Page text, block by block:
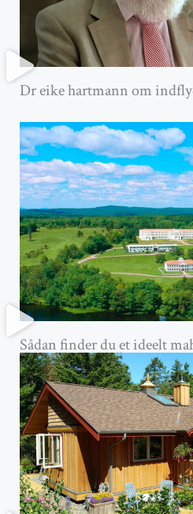
Dr eike hartmann om
Sådan finder du et ideelt